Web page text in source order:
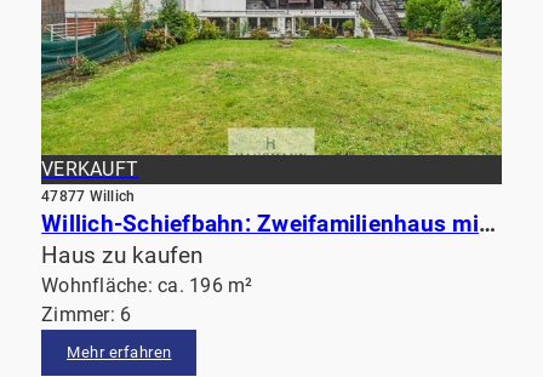
VERKAUFT
47877 Willich
Willich-Schiefbahn: Zweifamilienhaus mit großem Garten und Pool, perfekt für mehrere Generationen
Haus zu kaufen
Wohnfläche: ca. 196 m²
Zimmer: 6
Mehr erfahren